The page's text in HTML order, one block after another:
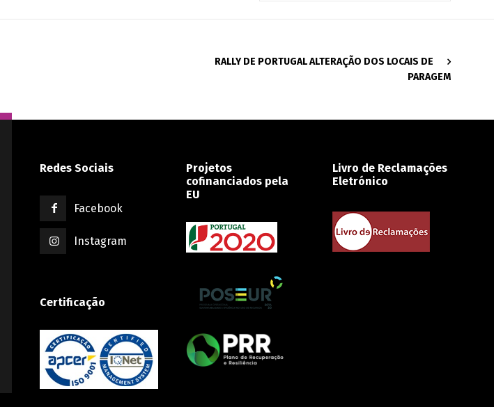
RALLY DE PORTUGAL ALTERAÇÃO DOS LOCAIS DE
PARAGEM
Redes Sociais
Facebook
Instagram
Certificação
Projetos
cofinanciados pela
EU
Livro de Reclamações
Eletrónico